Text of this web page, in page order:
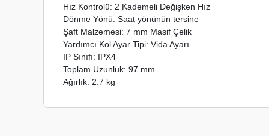
Hız Kontrolü: 2 Kademeli Değişken Hız
Dönme Yönü: Saat yönünün tersine
Şaft Malzemesi: 7 mm Masif Çelik
Yardımcı Kol Ayar Tipi: Vida Ayarı
IP Sınıfı: IPX4
Toplam Uzunluk: 97 mm
Ağırlık: 2.7 kg